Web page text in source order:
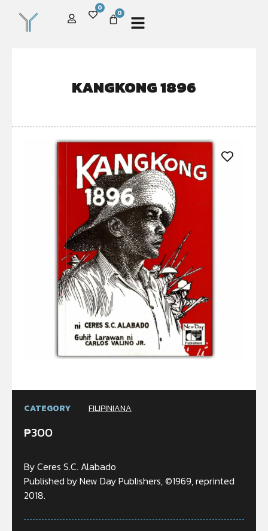
0
0
KANGKONG 1896
CATEGORY FILIPINIANA
₱300
By Ceres S.C. Alabado
Published by New Day Publishers, ©1969, reprinted
2018.